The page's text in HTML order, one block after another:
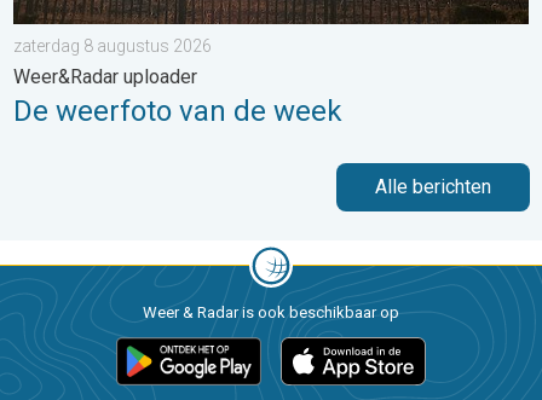
zaterdag 8 augustus 2026
Weer&Radar uploader
De weerfoto van de week
Alle berichten
Weer & Radar is ook beschikbaar op